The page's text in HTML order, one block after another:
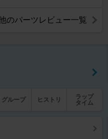
のパーツレビュー一覧
グループ ヒストリ
ラップ
タイム